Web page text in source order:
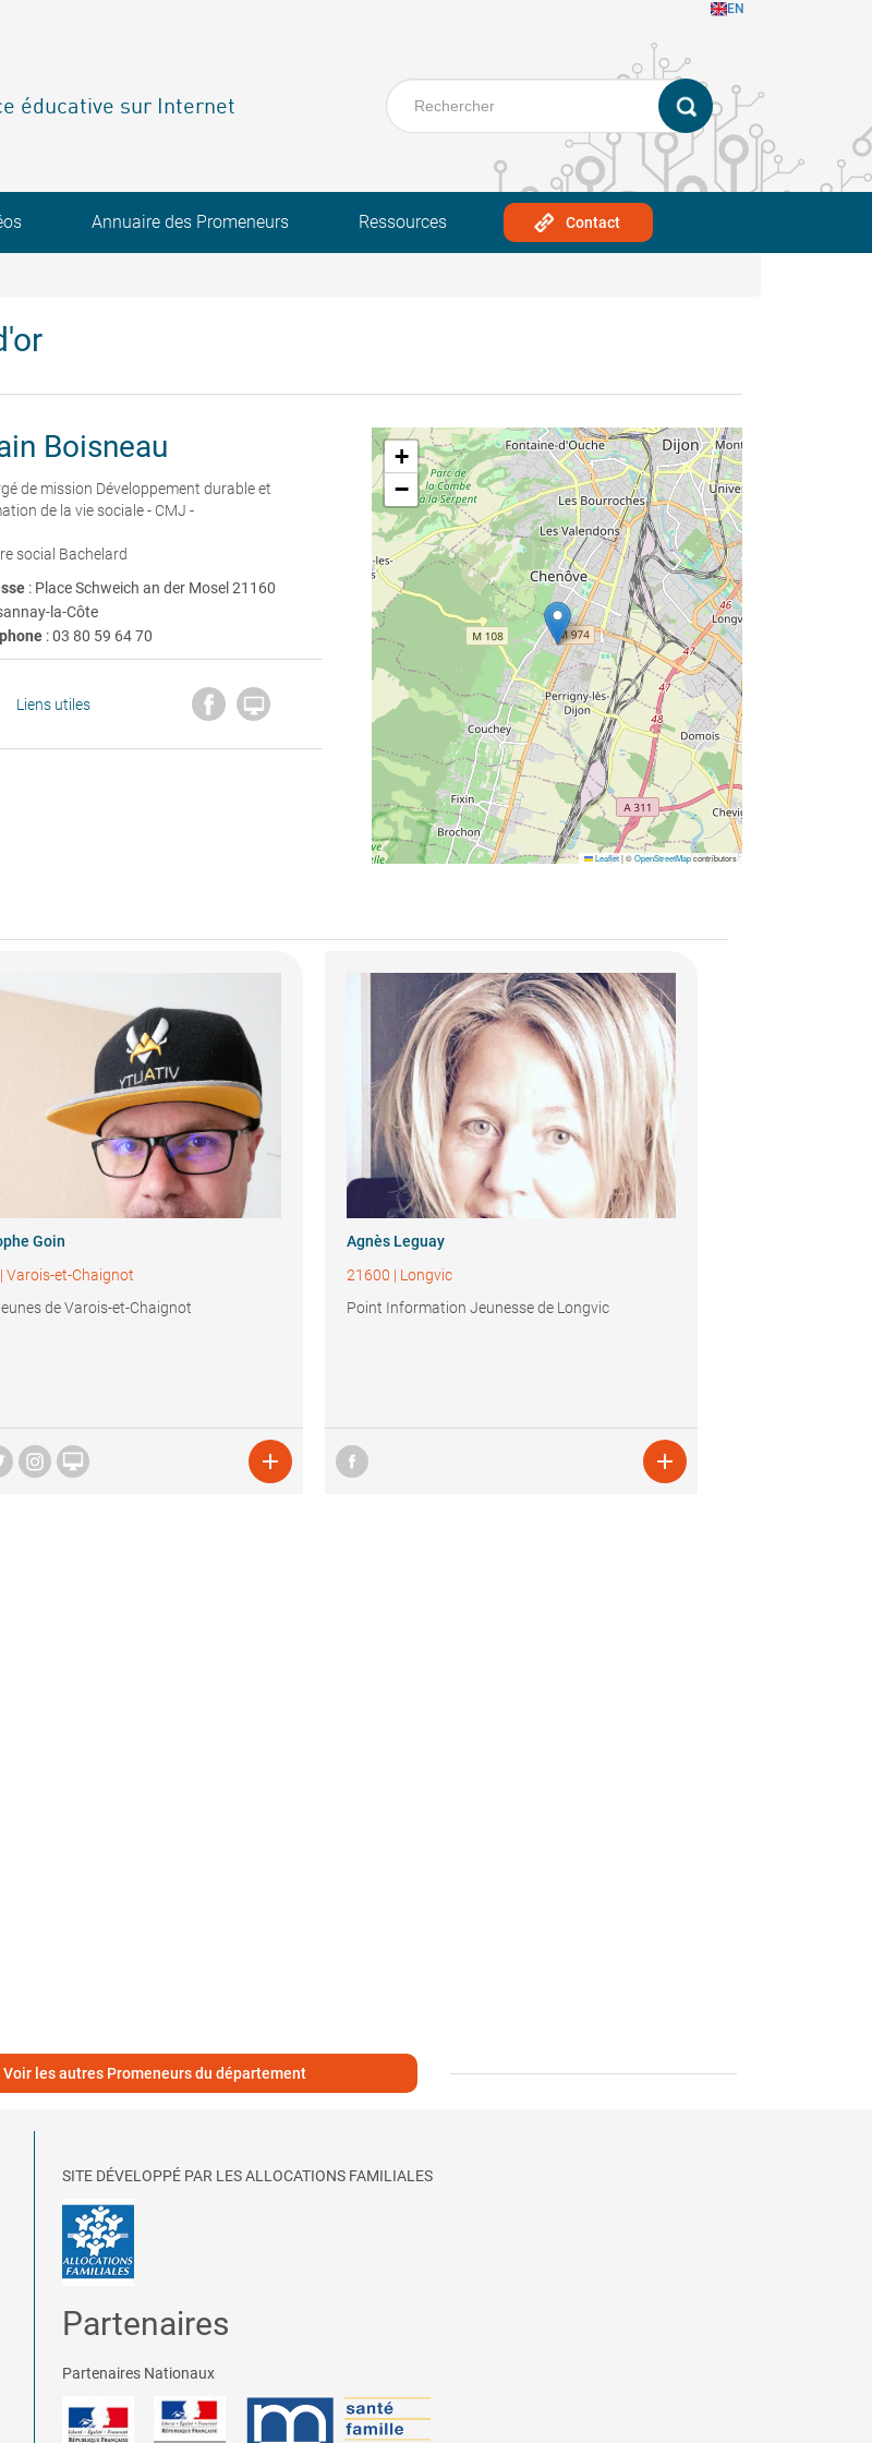
EN
éducative sur Internet
Annuaire des Promeneurs Ressources Contact
Boisneau
de mission Développement durable et
de la vie sociale - CMJ -
social Bachelard
: Place Schweich an der Mosel 21160
la-Côte
:03 80 59 64 70
Liens utiles 
+
−
Leaflet |©OpenStreetMapcontributors
Goin
| Varois-et-Chaignot
de Varois-et-Chaignot
 
Agnès Leguay
21600 | Longvic
Point Information Jeunesse de Longvic

Voir les autres Promeneurs du département
SITE DÉVELOPPÉ PAR LES ALLOCATIONS FAMILIALES
Partenaires
Partenaires Nationaux